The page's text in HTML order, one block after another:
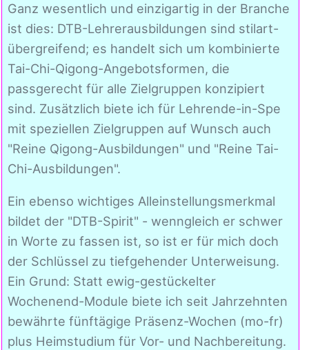
Ganz wesentlich und einzigartig in der Branche
ist dies: DTB-Lehrerausbildungen sind stilart-
übergreifend; es handelt sich um kombinierte
Tai-Chi-Qigong-Angebotsformen, die
passgerecht für alle Zielgruppen konzipiert
sind. Zusätzlich biete ich für Lehrende-in-Spe
mit speziellen Zielgruppen auf Wunsch auch
"Reine Qigong-Ausbildungen" und "Reine Tai-
Chi-Ausbildungen".
Ein ebenso wichtiges Alleinstellungsmerkmal
bildet der "DTB-Spirit" - wenngleich er schwer
in Worte zu fassen ist, so ist er für mich doch
der Schlüssel zu tiefgehender Unterweisung.
Ein Grund: Statt ewig-gestückelter
Wochenend-Module biete ich seit Jahrzehnten
bewährte fünftägige Präsenz-Wochen (mo-fr)
plus Heimstudium für Vor- und Nachbereitung.